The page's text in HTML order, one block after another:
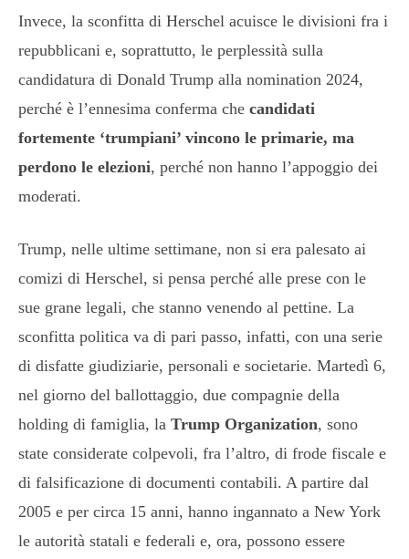
Invece, la sconfitta di Herschel acuisce le divisioni fra i
repubblicani e, soprattutto, le perplessità sulla
candidatura di Donald Trump alla nomination 2024,
perché è l’ennesima conferma che candidati
fortemente ‘trumpiani’ vincono le primarie, ma
perdono le elezioni, perché non hanno l’appoggio dei
moderati.
Trump, nelle ultime settimane, non si era palesato ai
comizi di Herschel, si pensa perché alle prese con le
sue grane legali, che stanno venendo al pettine. La
sconfitta politica va di pari passo, infatti, con una serie
di disfatte giudiziarie, personali e societarie. Martedì 6,
nel giorno del ballottaggio, due compagnie della
holding di famiglia, la Trump Organization, sono
state considerate colpevoli, fra l’altro, di frode fiscale e
di falsificazione di documenti contabili. A partire dal
2005 e per circa 15 anni, hanno ingannato a New York
le autorità statali e federali e, ora, possono essere